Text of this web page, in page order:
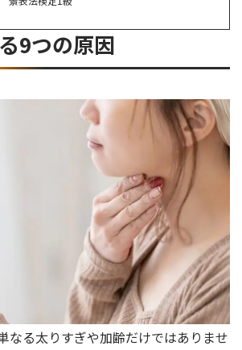
なら生活習慣も整えよう
識する
を日常的に使う習慣をつける
工夫で筋力をキープする
消できる！秘訣はシンプルなおうちトレー
9つの原因
なる太りすぎや加齢だけではありませ